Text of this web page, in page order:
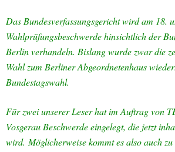
Das Bundesverfassungsgericht wird am 18.
Wahlprüfungsbeschwerde hinsichtlich der
Berlin verhandeln. Bislang wurde zwar die
Wahl zum Berliner Abgeordnetenhaus
Bundestagswahl.
Für zwei unserer Leser hat im Auftrag von
Vosgerau Beschwerde eingelegt, die jetzt
wird.Möglicherweise kommt es also auch